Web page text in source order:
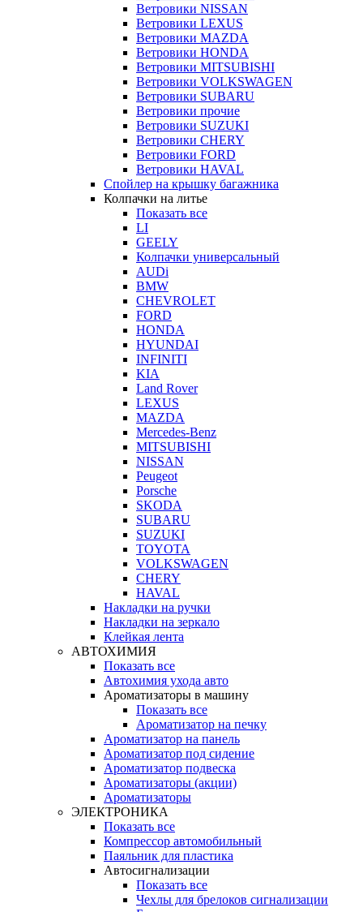
Ветровики NISSAN
Ветровики LEXUS
Ветровики MAZDA
Ветровики HONDA
Ветровики MITSUBISHI
Ветровики VOLKSWAGEN
Ветровики SUBARU
Ветровики прочие
Ветровики SUZUKI
Ветровики CHERY
Ветровики FORD
Ветровики HAVAL
Спойлер на крышку багажника
Колпачки на литье
Показать все
LI
GEELY
Колпачки универсальный
AUDi
BMW
CHEVROLET
FORD
HONDA
HYUNDAI
INFINITI
KIA
Land Rover
LEXUS
MAZDA
Mercedes-Benz
MITSUBISHI
NISSAN
Peugeot
Porsche
SKODA
SUBARU
SUZUKI
TOYOTA
VOLKSWAGEN
CHERY
HAVAL
Накладки на ручки
Накладки на зеркало
Клейкая лента
АВТОХИМИЯ
Показать все
Автохимия ухода авто
Ароматизаторы в машину
Показать все
Ароматизатор на печку
Ароматизатор на панель
Ароматизатор под сидение
Ароматизатор подвеска
Ароматизаторы (акции)
Ароматизаторы
ЭЛЕКТРОНИКА
Показать все
Компрессор автомобильный
Паяльник для пластика
Автосигнализации
Показать все
Чехлы для брелоков сигнализации